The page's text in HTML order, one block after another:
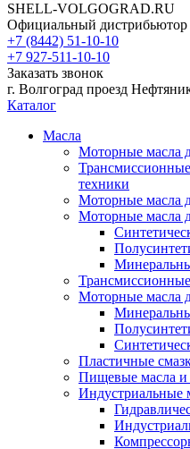
SHELL-VOLGOGRAD.RU
Официальный дистрибьютор
+7 (8442) 51-10-10
+7 927-511-10-10
Заказать звонок
г. Волгоград проезд
Каталог
Масла
Моторные масла
техники
Моторные масла
Моторные масла
Трансмиссионные
Моторные масла
Пластичные
Пищевые масла и
Индустриальные